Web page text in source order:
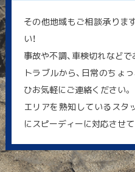
その他地域もご相談承りま
い！
事故や不調、車検切れなど
トラブルから、日常のち
ひお気軽にご連絡ください。
エリアを熟知しているスタ
にスピーディーに対応させて